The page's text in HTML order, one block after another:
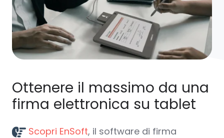
Ottenere il massimo da una
firma elettronica su tablet
Scopri EnSoft, il software di firma